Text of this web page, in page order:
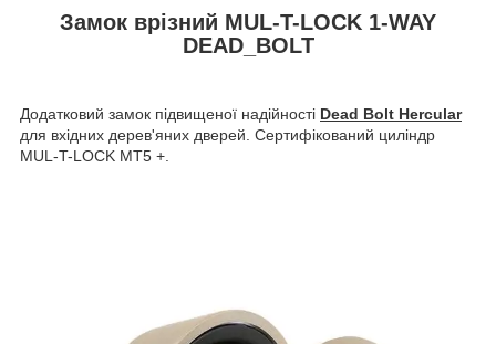
Замок врізний MUL-T-LOCK 1-WAY
DEAD_BOLT
Додатковий замок підвищеної надійності Dead Bolt Hercular
для вхідних дерев'яних дверей. Сертифікований циліндр
MUL-T-LOCK МТ5 +.